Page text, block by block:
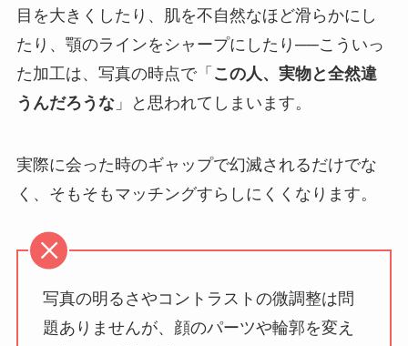
目を大きくしたり、肌を不自然なほど滑らかにし
たり、顎のラインをシャープにしたり──こういっ
た加工は、写真の時点で「 この人、実物と全然違
うんだろうな」と思われてしまいます。
実際に会った時のギャップで幻滅されるだけでな
く、そもそもマッチングすらしにくくなります。
写真の明るさやコントラストの微調整は問
題ありませんが、顔のパーツや輪郭を変え